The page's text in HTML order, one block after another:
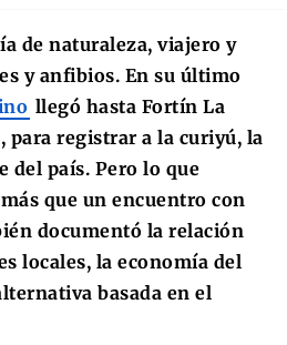
de naturaleza, viajero y
y anfibios. En su último
llegó hasta Fortín La
para registrar a la curiyú, la
del país. Pero lo que
que un encuentro con
documentó la relación
locales, la economía del
basada en el